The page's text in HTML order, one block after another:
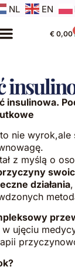
NL EN
€ 0,00
insulinowa.
nie wyrok,ale
z myślą o
działania
ujęciu